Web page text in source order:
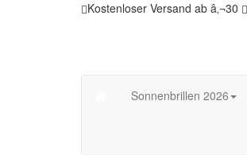
Kostenloser Versand ab â‚¬30
Sonnenbrillen 2026